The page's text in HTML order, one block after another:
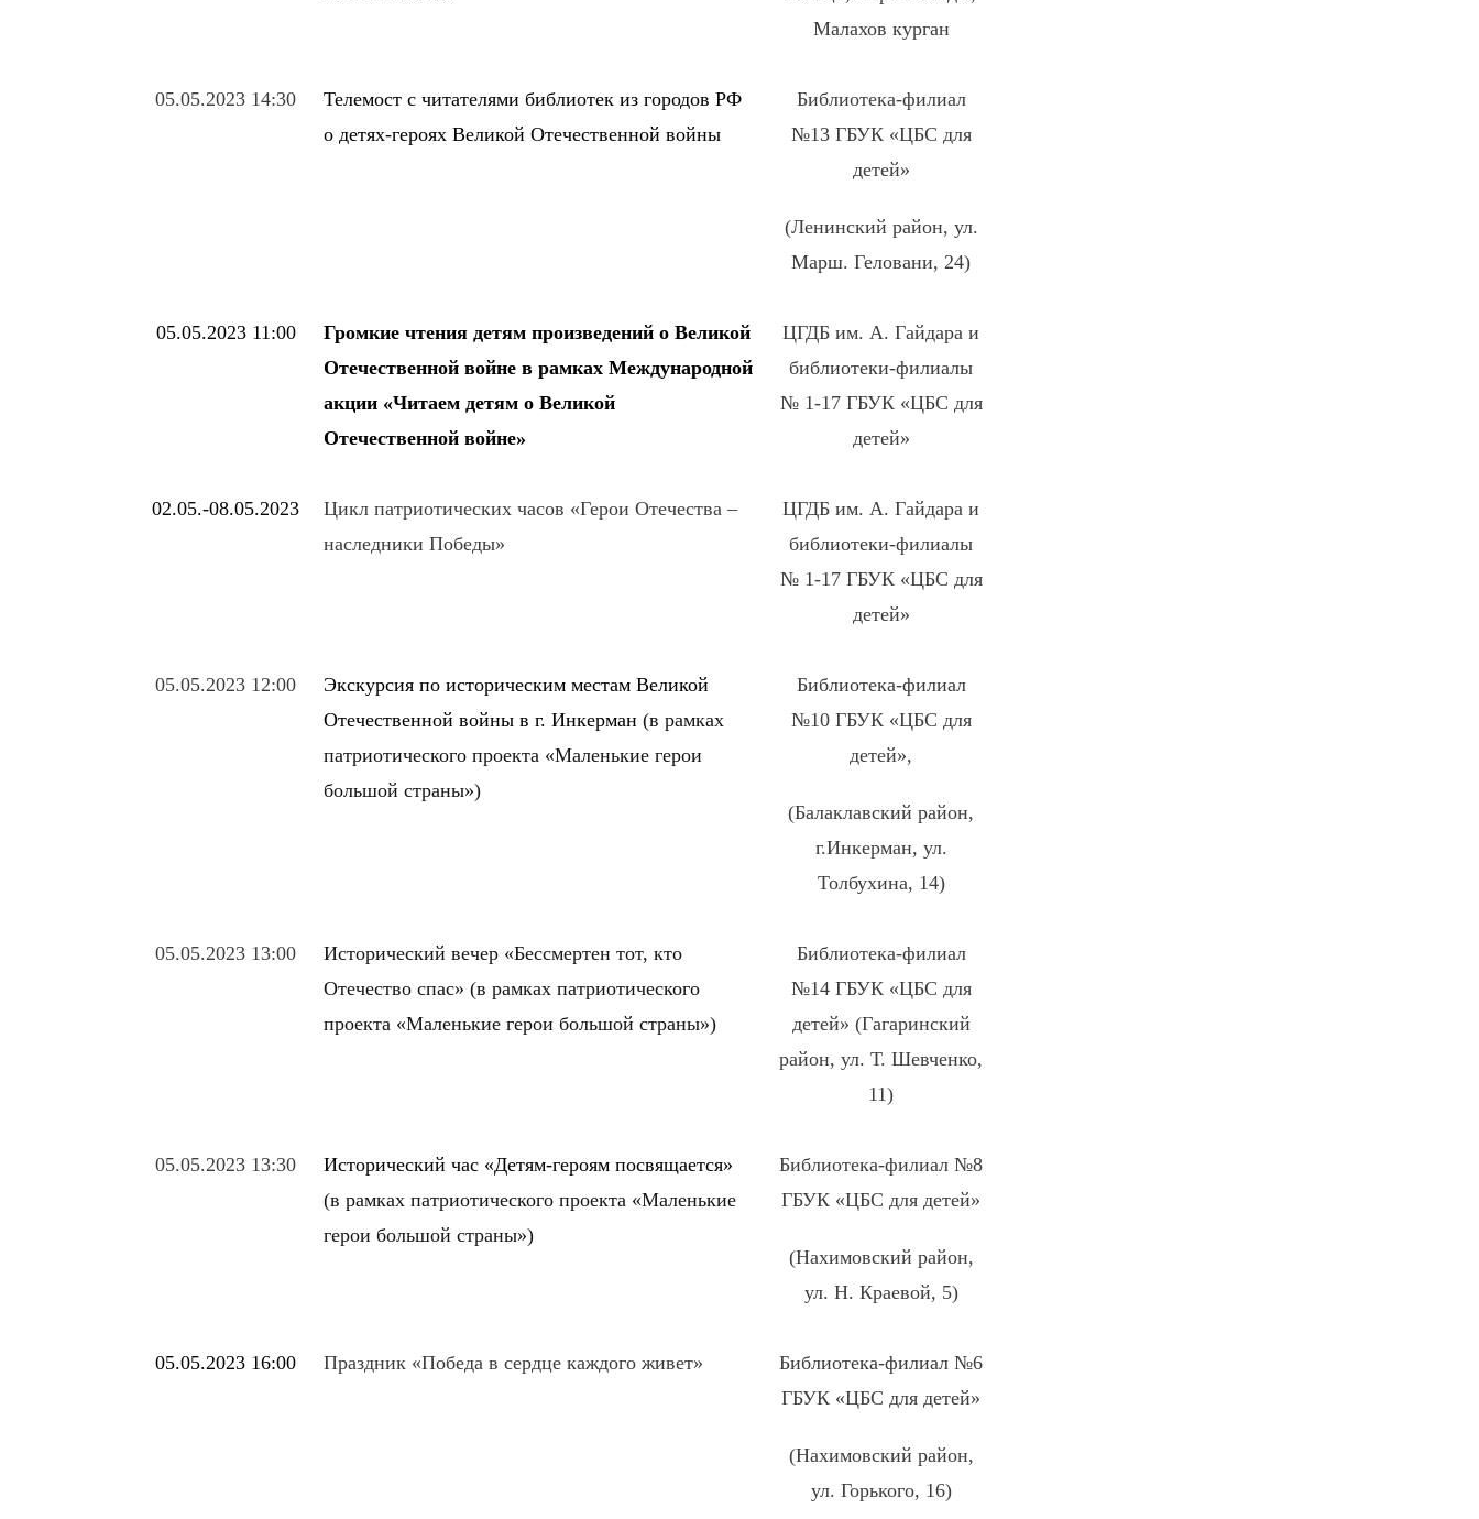
Малахов курган
05.05.2023 14:30
Телемост с читателями библиотек из городов РФ
о детях-героях Великой Отечественной войны
Библиотека-филиал
№13 ГБУК «ЦБС для
детей»
(Ленинский район, ул.
Марш. Геловани, 24)
05.05.2023 11:00
Громкие чтения детям произведений о Великой
Отечественной войне в рамках Международной
акции «Читаем детям о Великой
Отечественной войне»
ЦГДБ им. А. Гайдара и
библиотеки-филиалы
№ 1-17 ГБУК «ЦБС для
детей»
02.05.-08.05.2023
Цикл патриотических часов «Герои Отечества –
наследники Победы»
ЦГДБ им. А. Гайдара и
библиотеки-филиалы
№ 1-17 ГБУК «ЦБС для
детей»
05.05.2023 12:00
Экскурсия по историческим местам Великой
Отечественной войны в г. Инкерман (в рамках
патриотического проекта «Маленькие герои
большой страны»)
Библиотека-филиал
№10 ГБУК «ЦБС для
детей»,
(Балаклавский район,
г.Инкерман, ул.
Толбухина, 14)
05.05.2023 13:00
Исторический вечер «Бессмертен тот, кто
Отечество спас» (в рамках патриотического
проекта «Маленькие герои большой страны»)
Библиотека-филиал
№14 ГБУК «ЦБС для
детей» (Гагаринский
район, ул. Т. Шевченко,
11)
05.05.2023 13:30
Исторический час «Детям-героям посвящается»
(в рамках патриотического проекта «Маленькие
герои большой страны»)
Библиотека-филиал №8
ГБУК «ЦБС для детей»
(Нахимовский район,
ул. Н. Краевой, 5)
05.05.2023 16:00 Праздник «Победа в сердце каждого живет»
Библиотека-филиал №6
ГБУК «ЦБС для детей»
(Нахимовский район,
ул. Горького, 16)